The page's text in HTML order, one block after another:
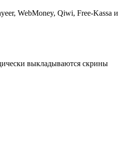
WebMoney, Qiwi, Free-Kassa и
выкладываются скрины